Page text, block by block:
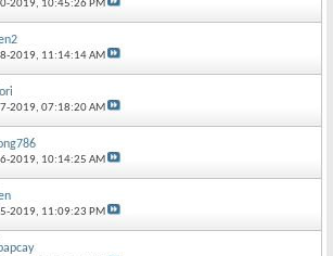
2019, 10:45:26 PM
2019, 11:14:14 AM
2019,07:18:20 AM
2019, 10:14:25 AM
2019, 11:09:23 PM